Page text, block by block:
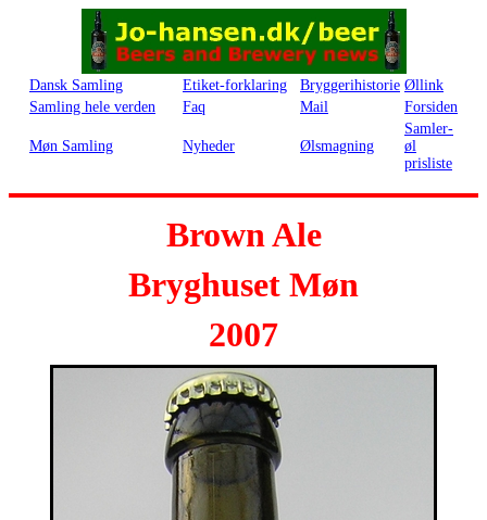
Dansk Samling Etiket-forklaring Bryggerihistorie Øllink
Samling hele verden
Faq Mail Forsiden
Møn Samling Nyheder Ølsmagning
Samler-
øl
prisliste
Brown Ale
Bryghuset Møn
2007